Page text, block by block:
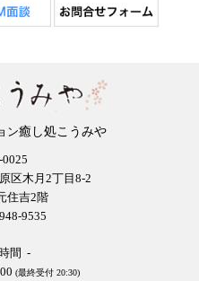
ン癒し処こうみや
区木月2丁目8-2
住吉2階
9535
間 -
(最終受付 20:30)